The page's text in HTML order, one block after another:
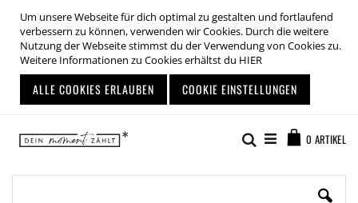
Um unsere Webseite für dich optimal zu gestalten und fortlaufend
verbessern zu können, verwenden wir Cookies. Durch die weitere
Nutzung der Webseite stimmst du der Verwendung von Cookies zu.
Weitere Informationen zu Cookies erhältst du HIER
ALLE COOKIES ERLAUBEN COOKIE EINSTELLUNGEN
Inhalt
springen
0 ARTIKEL
Suche